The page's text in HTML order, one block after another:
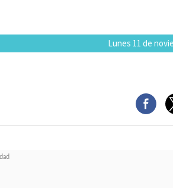
Lunes 11 de